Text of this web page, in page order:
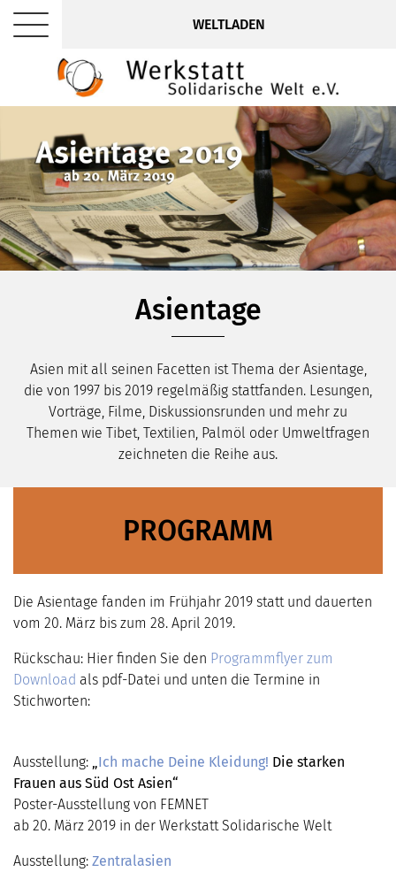
WELTLADEN
Asientage
Asien mit all seinen Facetten ist Thema der Asientage,
die von 1997 bis 2019 regelmäßig stattfanden. Lesungen,
Vorträge, Filme, Diskussionsrunden und mehr zu
Themen wie Tibet, Textilien, Palmöl oder Umweltfragen
zeichneten die Reihe aus.
PROGRAMM
Die Asientage fanden im Frühjahr 2019 statt und dauerten
vom 20. März bis zum 28. April 2019.
Rückschau: Hier finden Sie den Programmflyer zum
Download als pdf-Datei und unten die Termine in
Stichworten:
Ausstellung: „Ich mache Deine Kleidung! Die starken
Frauen aus Süd Ost Asien“
Poster-Ausstellung von FEMNET
ab 20. März 2019 in der Werkstatt Solidarische Welt
Ausstellung: Zentralasien